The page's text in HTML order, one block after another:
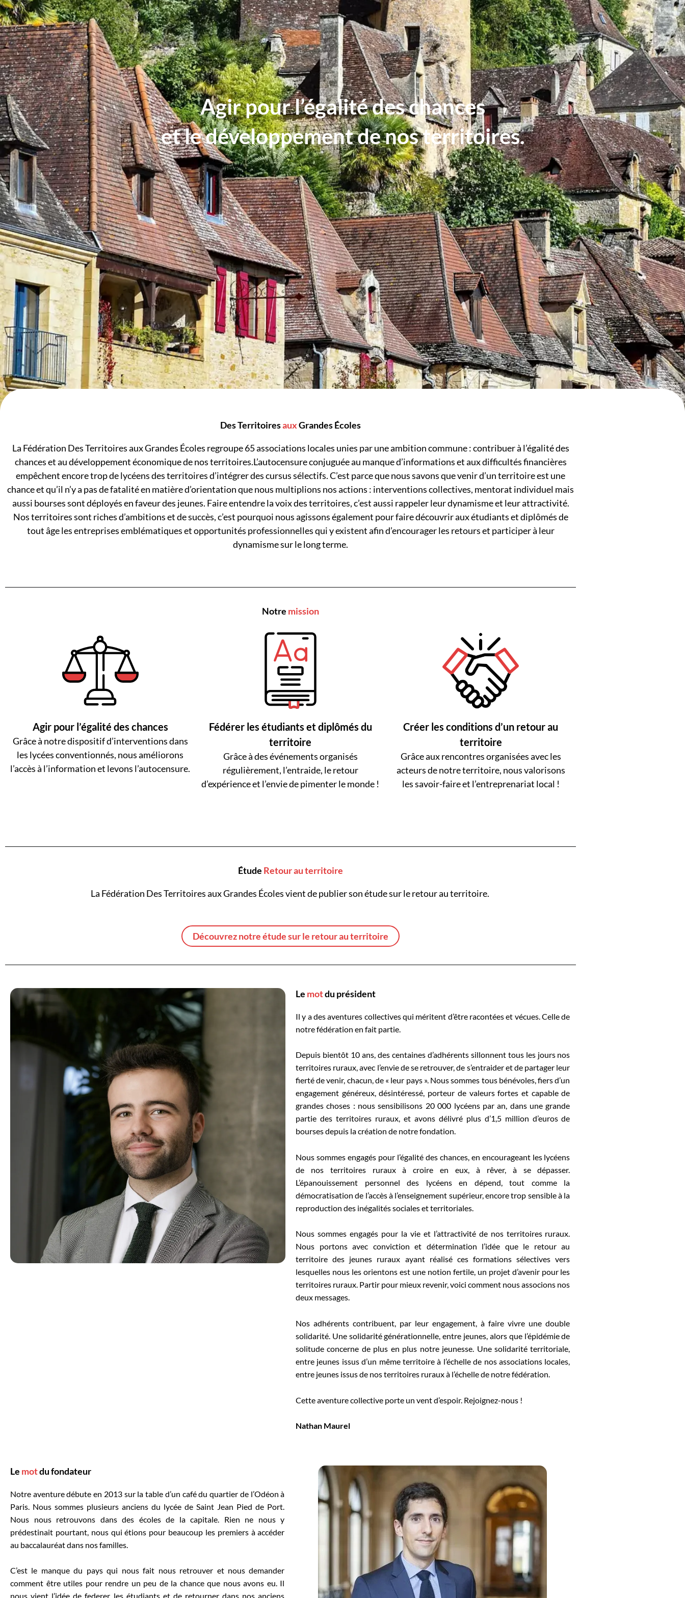
Agir pour l’égalité des chances
et le développement de nos territoires.
Des TerritoiresauxGrandes Écoles
La Fédération Des Territoires aux Grandes Écoles regroupe65associations locales unies par une ambition commune : contribuer à l’égalité des
chances et au développement économique de nos territoires.L’autocensure conjuguée au manque d’informations et aux difficultés financières
empêchent encore trop de lycéens des territoires d’intégrer des cursus sélectifs. C’est parce que nous savons que venir d’un territoire est une
chance et qu’il n’y a pas de fatalité en matière d’orientation que nous multiplions nos actions : interventions collectives, mentorat individuel mais
aussi bourses sont déployés en faveur des jeunes. Faire entendre la voix des territoires, c’est aussi rappeler leur dynamisme et leur attractivité.
Nos territoires sont riches d’ambitions et de succès, c’est pourquoi nous agissons également pour faire découvrir aux étudiants et diplômés de
tout âge les entreprises emblématiques et opportunités professionnelles qui y existent afin d’encourager les retours et participer à leur
dynamisme sur le long terme.
Notre mission
Agir pour l’égalité des chances
Grâce à notre dispositif d’interventions dans
les lycées conventionnés, nous améliorons
l’accès à l’information et levons l’autocensure.
Fédérer les étudiants et diplômés du
territoire
Grâce à des événements organisés
régulièrement, l’entraide, le retour
d’expérience et l’envie de pimenter le monde !
Créer les conditions d’un retour au
territoire
Grâce aux rencontres organisées avec les
acteurs de notre territoire, nous valorisons
les savoir-faire et l’entreprenariat local !
Étude Retour au territoire
La Fédération Des Territoires aux Grandes Écoles vient de publier son étude sur le retour au territoire.
Découvrez notre étude sur le retour au territoire
Le motdu président
Il y a des aventures collectives qui méritent d’être racontées et vécues. Celle de
notre fédération en fait partie.
Depuis bientôt 10 ans, des centaines d’adhérents sillonnent tous les jours nos
territoires ruraux, avec l’envie de se retrouver, de s’entraider et de partager leur
fierté de venir, chacun, de « leur pays ». Nous sommes tous bénévoles, fiers d’un
engagement généreux, désintéressé, porteur de valeurs fortes et capable de
grandes choses : nous sensibilisons 20 000 lycéens par an, dans une grande
partie des territoires ruraux, et avons délivré plus d’1,5 million d’euros de
bourses depuis la création de notre fondation.
Nous sommes engagés pour l’égalité des chances, en encourageant les lycéens
de nos territoires ruraux à croire en eux, à rêver, à se dépasser.
L’épanouissement personnel des lycéens en dépend, tout comme la
démocratisation de l’accès à l’enseignement supérieur, encore trop sensible à la
reproduction des inégalités sociales et territoriales.
Nous sommes engagés pour la vie et l’attractivité de nos territoires ruraux.
Nous portons avec conviction et détermination l’idée que le retour au
territoire des jeunes ruraux ayant réalisé ces formations sélectives vers
lesquelles nous les orientons est une notion fertile, un projet d’avenir pour les
territoires ruraux. Partir pour mieux revenir, voici comment nous associons nos
deux messages.
Nos adhérents contribuent, par leur engagement, à faire vivre une double
solidarité. Une solidarité générationnelle, entre jeunes, alors que l’épidémie de
solitude concerne de plus en plus notre jeunesse. Une solidarité territoriale,
entre jeunes issus d’un même territoire à l’échelle de nos associations locales,
entre jeunes issus de nos territoires ruraux à l’échelle de notre fédération.
Cette aventure collective porte un vent d’espoir. Rejoignez-nous !
Nathan Maurel
Le motdu fondateur
Notre aventure débute en 2013 sur la table d’un café du quartier de l’Odéon à
Paris. Nous sommes plusieurs anciens du lycée de Saint Jean Pied de Port.
Nous nous retrouvons dans des écoles de la capitale. Rien ne nous y
prédestinait pourtant, nous qui étions pour beaucoup les premiers à accéder
au baccalauréat dans nos familles.
C’est le manque du pays qui nous fait nous retrouver et nous demander
comment être utiles pour rendre un peu de la chance que nous avons eu. Il
nous vient l’idée de federer les étudiants et de retourner dans nos anciens